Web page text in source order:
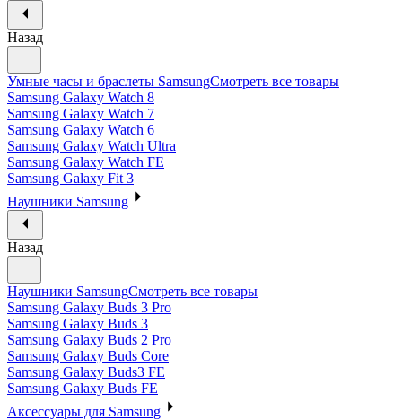
Назад
Умные часы и браслеты SamsungСмотреть все товары
Samsung Galaxy Watch 8
Samsung Galaxy Watch 7
Samsung Galaxy Watch 6
Samsung Galaxy Watch Ultra
Samsung Galaxy Watch FE
Samsung Galaxy Fit 3
Наушники Samsung
Назад
Наушники SamsungСмотреть все товары
Samsung Galaxy Buds 3 Pro
Samsung Galaxy Buds 3
Samsung Galaxy Buds 2 Pro
Samsung Galaxy Buds Core
Samsung Galaxy Buds3 FE
Samsung Galaxy Buds FE
Аксессуары для Samsung